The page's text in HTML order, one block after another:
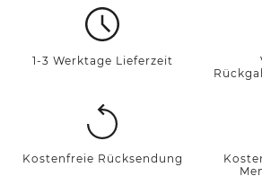
1-3 Werktage Lieferzeit
Kostenfreie Rücksendung